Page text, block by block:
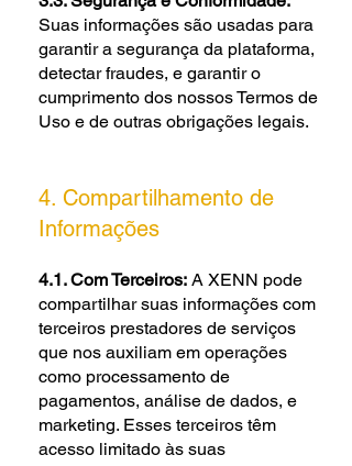
Suas informações são usadas para
garantir a segurança da plataforma,
detectar fraudes, e garantir o
cumprimento dos nossos Termos de
Uso e de outras obrigações legais.
4. Compartilhamento de
Informações
4.1. Com Terceiros: A XENN pode
compartilhar suas informações com
terceiros prestadores de serviços
que nos auxiliam em operações
como processamento de
pagamentos, análise de dados, e
marketing. Esses terceiros têm
acesso limitado às suas